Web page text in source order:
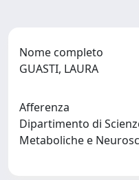
Nome completo
GUASTI, LAURA
Afferenza
Dipartimento di
Metaboliche e